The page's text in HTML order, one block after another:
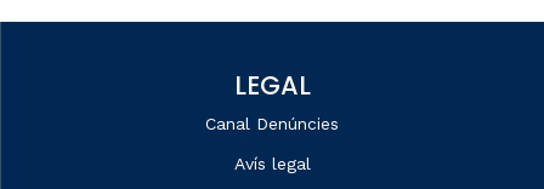
LEGAL
Canal Denúncies
Avís legal